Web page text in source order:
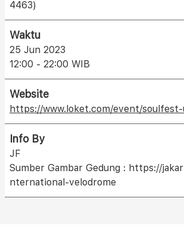
4463)
Waktu
25 Jun 2023
12:00 - 22:00 WIB
Website
https://www.loket.com/event/
Info By
JF
Sumber Gambar Gedung : https://
nternational-velodrome